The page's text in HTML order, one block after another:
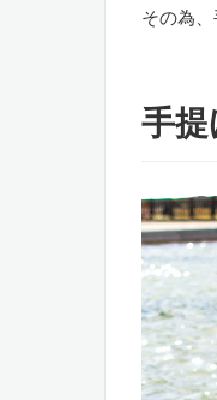
その為
手